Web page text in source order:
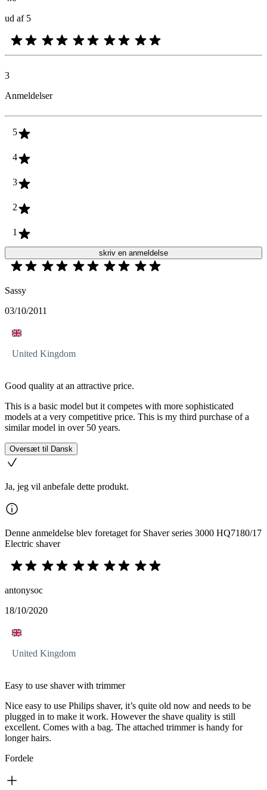
ud af 5
3
Anmeldelser
5
4
3
2
1
skriv en anmeldelse
Sassy
03/10/2011
United Kingdom
Good quality at an attractive price.
This is a basic model but it competes with more sophisticated
models at a very competitive price. This is my third purchase of a
similar model in over 50 years.
Oversæt til Dansk
Ja, jeg vil anbefale dette produkt.
Denne anmeldelse blev foretaget for Shaver series 3000 HQ7180/17
Electric shaver
antonysoc
18/10/2020
United Kingdom
Easy to use shaver with trimmer
Nice easy to use Philips shaver, it’s quite old now and needs to be
plugged in to make it work. However the shave quality is still
excellent. Comes with a bag. The attached trimmer is handy for
longer hairs.
Fordele